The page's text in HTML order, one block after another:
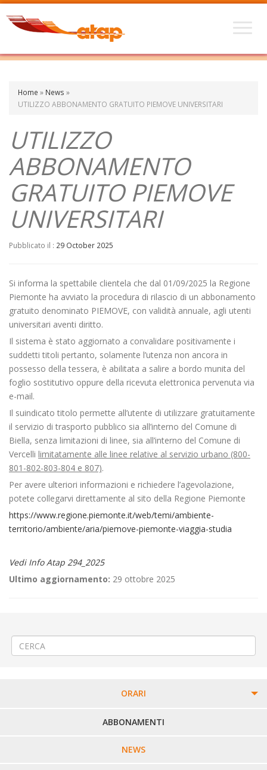
Home » News »
UTILIZZO ABBONAMENTO GRATUITO PIEMOVE UNIVERSITARI
UTILIZZO
ABBONAMENTO
GRATUITO PIEMOVE
UNIVERSITARI
Pubblicato il : 29 October 2025
Si informa la spettabile clientela che dal 01/09/2025 la Regione
Piemonte ha avviato la procedura di rilascio di un abbonamento
gratuito denominato PIEMOVE, con validità annuale, agli utenti
universitari aventi diritto.
Il sistema è stato aggiornato a convalidare positivamente i
suddetti titoli pertanto, solamente l’utenza non ancora in
possesso della tessera, è abilitata a salire a bordo munita del
foglio sostitutivo oppure della ricevuta elettronica pervenuta via
e-mail.
Il suindicato titolo permette all’utente di utilizzare gratuitamente
il servizio di trasporto pubblico sia all’interno del Comune di
Biella, senza limitazioni di linee, sia all’interno del Comune di
Vercelli limitatamente alle linee relative al servizio urbano (800-
801-802-803-804 e 807).
Per avere ulteriori informazioni e richiedere l’agevolazione,
potete collegarvi direttamente al sito della Regione Piemonte
https://www.regione.piemonte.it/web/temi/ambiente-
territorio/ambiente/aria/piemove-piemonte-viaggia-studia
Vedi Info Atap 294_2025
Ultimo aggiornamento: 29 ottobre 2025
ORARI
PERCORSI URBANI IN BIELLA
LINEE URBANE VERCELLI
ABBONAMENTI
NEWS